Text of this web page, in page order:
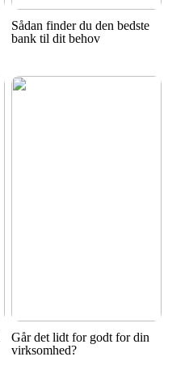
Sådan finder du den bedste
bank til dit behov
Går det lidt for godt for din
virksomhed?